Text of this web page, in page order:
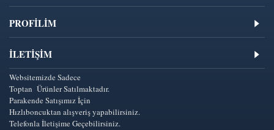
PROFİLİM
İLETIŞIM
Websitemizde Sadece
Toptan Ürünler Satılmaktadır.
Parakende Satışımız İçin
Hızlıboncuktan alışveriş yapabilirsiniz.
Telefonla İletişime Geçebilirsiniz.